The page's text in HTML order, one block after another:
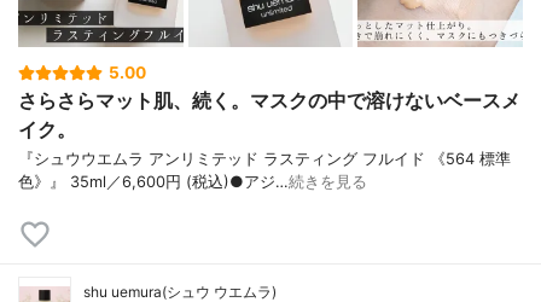
5.00
さらさらマット肌、続く。マスクの中で溶けないベースメ
イク。
『シュウウエムラ アンリミテッド ラスティング フルイド 《564 標準
色》』 35ml／6,600円 (税込)●アジ…続きを見る
shu uemura(シュウ ウエムラ)